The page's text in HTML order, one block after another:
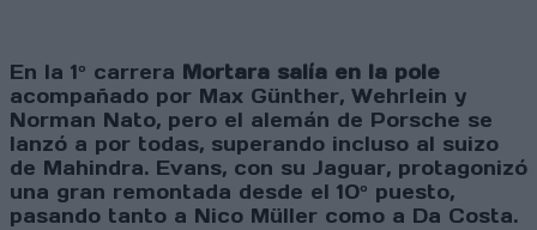
En la 1º carrera Mortara salía en la pole
acompañado por Max Günther, Wehrlein y
Norman Nato, pero el alemán de Porsche se
lanzó a por todas, superando incluso al suizo
de Mahindra. Evans, con su Jaguar, protagonizó
una gran remontada desde el 10º puesto,
pasando tanto a Nico Müller como a Da Costa.